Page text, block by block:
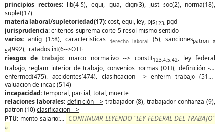
principios rectores: lib(4-5), equi, igua, dign(3), just soc(2), norma(18),
suplet(17)
materia laboral/supletoriedad(17): cost, equi, ley, pjs123, pgd
jurisprudencia: criterios-suprema corte-5 resol-mismo sentido
varios: antig (158), caracteristicas derecho laboral (5), sancionespatron x
5°(992), tratados int(6-->OTI)
riesgos detrabajo: marco normativo --> constit123,4,5,42, ley federal
trabajo, reglam interior de trabajo, convenios normas (OTI), definición -->
enfermed(475), accidentes(474), clasificacion -->enferm trabajo (513),
valuacion de incap (514)
incapacidad:temporal, parcial, total, muerte
relaciones laborales: definición --> trabajador (8), trabajador confianza (9),
patron (10) clasificacion -->
PTU: monto salario:... CONTINUAR LEYENDO "LEY FEDERAL DEL TRABAJO"
»